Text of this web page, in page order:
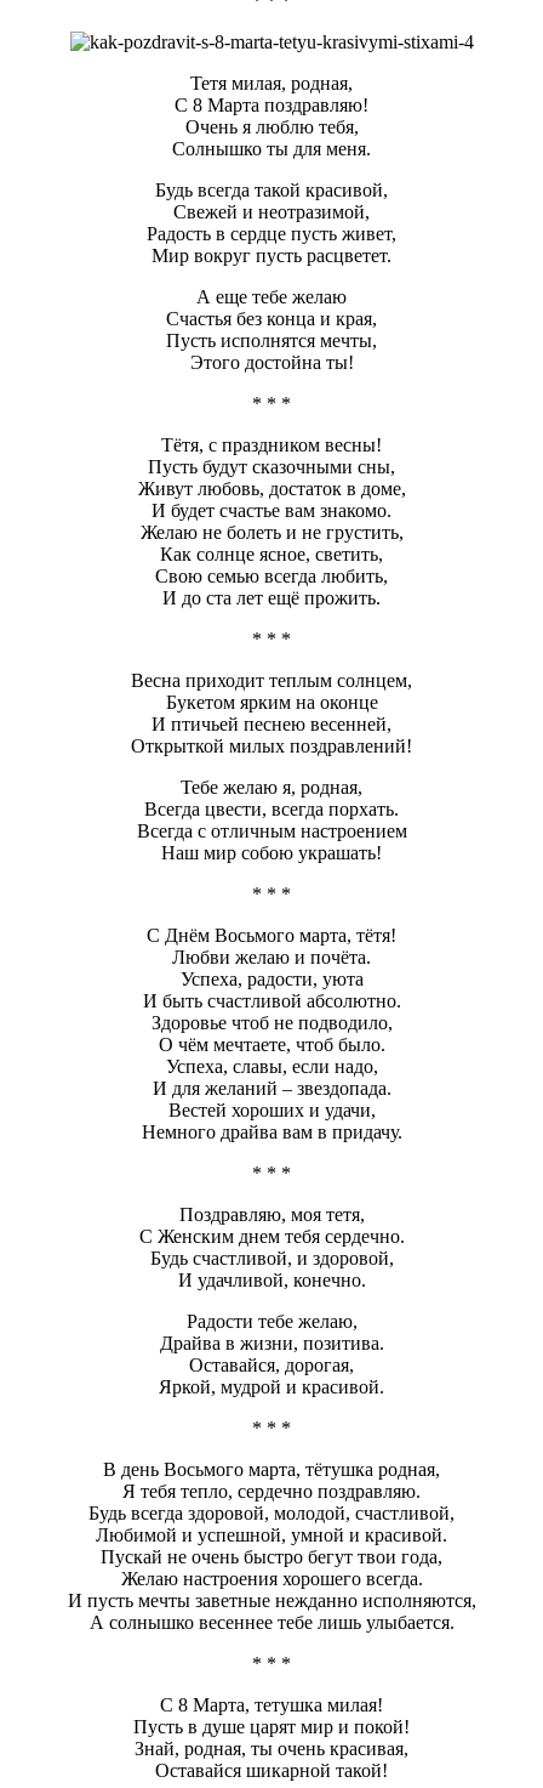
Тетя милая, родная,
С 8 Марта поздравляю!
Очень я люблю тебя,
Солнышко ты для меня.
Будь всегда такой красивой,
Свежей и неотразимой,
Радость в сердце пусть живет,
Мир вокруг пусть расцветет.
А еще тебе желаю
Счастья без конца и края,
Пусть исполнятся мечты,
Этого достойна ты!
* * *
Тётя, с праздником весны!
Пусть будут сказочными сны,
Живут любовь, достаток в доме,
И будет счастье вам знакомо.
Желаю не болеть и не грустить,
Как солнце ясное, светить,
Свою семью всегда любить,
И до ста лет ещё прожить.
* * *
Весна приходит теплым солнцем,
Букетом ярким на оконце
И птичьей песнею весенней,
Открыткой милых поздравлений!
Тебе желаю я, родная,
Всегда цвести, всегда порхать.
Всегда с отличным настроением
Наш мир собою украшать!
* * *
С Днём Восьмого марта, тётя!
Любви желаю и почёта.
Успеха, радости, уюта
И быть счастливой абсолютно.
Здоровье чтоб не подводило,
О чём мечтаете, чтоб было.
Успеха, славы, если надо,
И для желаний – звездопада.
Вестей хороших и удачи,
Немного драйва вам в придачу.
* * *
Поздравляю, моя тетя,
С Женским днем тебя сердечно.
Будь счастливой, и здоровой,
И удачливой, конечно.
Радости тебе желаю,
Драйва в жизни, позитива.
Оставайся, дорогая,
Яркой, мудрой и красивой.
* * *
В день Восьмого марта, тётушка родная,
Я тебя тепло, сердечно поздравляю.
Будь всегда здоровой, молодой, счастливой,
Любимой и успешной, умной и красивой.
Пускай не очень быстро бегут твои года,
Желаю настроения хорошего всегда.
И пусть мечты заветные нежданно исполняются,
А солнышко весеннее тебе лишь улыбается.
* * *
С 8 Марта, тетушка милая!
Пусть в душе царят мир и покой!
Знай, родная, ты очень красивая,
Оставайся шикарной такой!